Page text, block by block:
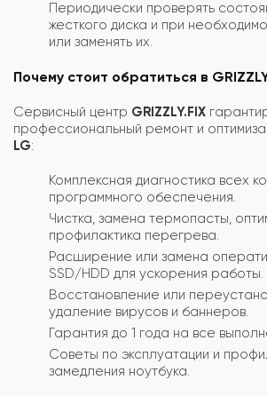
Периодически проверять
жесткого диска и при
или заменять их.
Почему стоит обратиться в
Сервисный центр GRIZZLY.FIX
профессиональный ремонт и
LG:
Комплексная диагностика всех
программного обеспечения.
Чистка, замена термопасты,
профилактика перегрева.
Расширение или замена
SSD/HDD для ускорения работы.
Восстановление или
удаление вирусов и баннеров.
Гарантия до 1 года на все
Советы по эксплуатации и
замедления ноутбука.